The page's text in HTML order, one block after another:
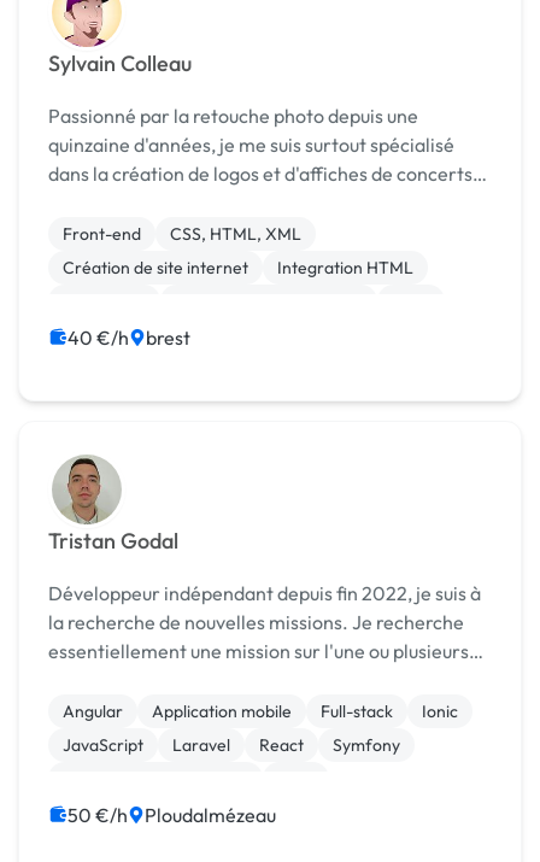
Sylvain Colleau
Passionné par la retouche photo depuis une
quinzaine d'années, je me suis surtout spécialisé
dans la création de logos et d'affiches de concerts.
openclassrooms en 2019, j'ai acquis des
compétences en HTML...
Front-end
CSS, HTML, XML
Création de site internet
Integration HTML
Mise en page
40 €/h brest
Tristan Godal
Développeur indépendant depuis fin 2022, je suis à
la recherche de nouvelles missions. Je recherche
essentiellement une mission sur l'une ou plusieurs
Next.js - Ionic / Capacitor - Ang...
Angular Application mobile Full-stack
Ionic
JavaScript
Laravel React
Symfony
50 €/h Ploudalmézeau